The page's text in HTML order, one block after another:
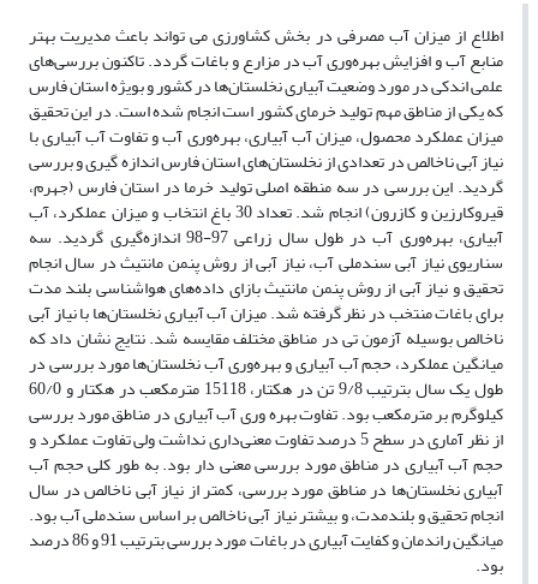
اطلاع از میزان آب مصرفی در بخش کشاورزی می تواند باعث مدیریت بهتر
منابع آب و افزایش بهره‌وری آب در مزارع و باغات گردد. تاکنون بررسی‌های
علمی اندکی در مورد وضعیت آبیاری نخلستان‌ها در کشور و بویژه استان فارس
که یکی از مناطق مهم تولید خرمای کشور است انجام شده است. در این تحقیق
میزان عملکرد محصول، میزان آب آبیاری، بهره‌وری آب و تفاوت آب آبیاری با
نیاز آبی ناخالص در تعدادی از نخلستان‌های استان فارس اندازه گیری و بررسی
گردید. این بررسی در سه منطقه اصلی تولید خرما در استان فارس (جهرم،
قیروکارزین و کازرون) انجام شد. تعداد 30 باغ انتخاب و میزان عملکرد، آب
آبیاری، بهره‌وری آب در طول سال زراعی 97-98 اندازه‌گیری گردید. سه
سناریوی نیاز آبی سندملی آب، نیاز آبی از روش پنمن مانتیث در سال انجام
تحقیق و نیاز آبی از روش پنمن مانتیث بازای داده‌های هواشناسی بلند مدت
برای باغات منتخب در نظر گرفته شد. میزان آب آبیاری نخلستان‌ها با نیاز آبی
ناخالص بوسیله آزمون تی در مناطق مختلف مقایسه شد. نتایج نشان داد که
میانگین عملکرد، حجم آب آبیاری و بهره‌وری آب نخلستان‌ها مورد بررسی در
طول یک سال بترتیب 9/8 تن در هکتار، 15118 مترمکعب در هکتار و 60/0
کیلوگرم بر مترمکعب بود. تفاوت بهره وری آب آبیاری در مناطق مورد بررسی
از نظر آماری در سطح 5 درصد تفاوت معنی‌داری نداشت ولی تفاوت عملکرد و
حجم آب آبیاری در مناطق مورد بررسی معنی دار بود. به طور کلی حجم آب
آبیاری نخلستان‌ها در مناطق مورد بررسی، کمتر از نیاز آبی ناخالص در سال
انجام تحقیق و بلندمدت، و بیشتر نیاز آبی ناخالص بر اساس سندملی آب بود.
میانگین راندمان و کفایت آبیاری در باغات مورد بررسی بترتیب 91 و 86 درصد
بود.